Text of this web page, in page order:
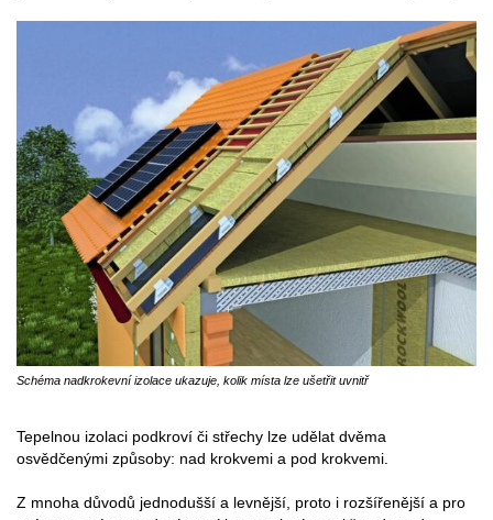
Schéma nadkrokevní izolace ukazuje, kolik místa lze ušetřit uvnitř
Tepelnou izolaci podkroví či střechy lze udělat dvěma
osvědčenými způsoby: nad krokvemi a pod krokvemi.
Z mnoha důvodů jednodušší a levnější, proto i rozšířenější a pro